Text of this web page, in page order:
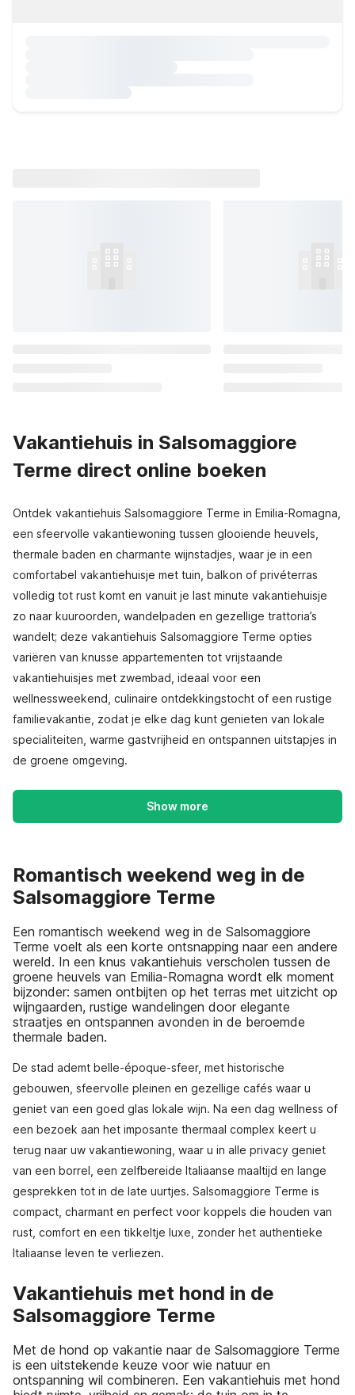
Vakantiehuis in Salsomaggiore
Terme direct online boeken
Ontdek vakantiehuis Salsomaggiore Terme in Emilia-Romagna,
een sfeervolle vakantiewoning tussen glooiende heuvels,
thermale baden en charmante wijnstadjes, waar je in een
comfortabel vakantiehuisje met tuin, balkon of privéterras
volledig tot rust komt en vanuit je last minute vakantiehuisje
zo naar kuuroorden, wandelpaden en gezellige trattoria’s
wandelt; deze vakantiehuis Salsomaggiore Terme opties
variëren van knusse appartementen tot vrijstaande
vakantiehuisjes met zwembad, ideaal voor een
wellnessweekend, culinaire ontdekkingstocht of een rustige
familievakantie, zodat je elke dag kunt genieten van lokale
specialiteiten, warme gastvrijheid en ontspannen uitstapjes in
de groene omgeving.
Show more
Romantisch weekend weg in de
Salsomaggiore Terme
Een romantisch weekend weg in de Salsomaggiore
Terme voelt als een korte ontsnapping naar een andere
wereld. In een knus vakantiehuis verscholen tussen de
groene heuvels van Emilia-Romagna wordt elk moment
bijzonder: samen ontbijten op het terras met uitzicht op
wijngaarden, rustige wandelingen door elegante
straatjes en ontspannen avonden in de beroemde
thermale baden.
De stad ademt belle-époque-sfeer, met historische
gebouwen, sfeervolle pleinen en gezellige cafés waar u
geniet van een goed glas lokale wijn. Na een dag wellness of
een bezoek aan het imposante thermaal complex keert u
terug naar uw vakantiewoning, waar u in alle privacy geniet
van een borrel, een zelfbereide Italiaanse maaltijd en lange
gesprekken tot in de late uurtjes. Salsomaggiore Terme is
compact, charmant en perfect voor koppels die houden van
rust, comfort en een tikkeltje luxe, zonder het authentieke
Italiaanse leven te verliezen.
Vakantiehuis met hond in de
Salsomaggiore Terme
Met de hond op vakantie naar de Salsomaggiore Terme
is een uitstekende keuze voor wie natuur en
ontspanning wil combineren. Een vakantiehuis met hond